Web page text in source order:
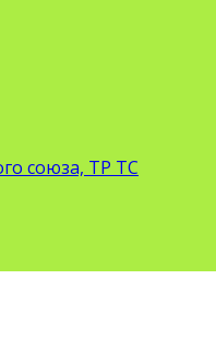
союза, ТР ТС